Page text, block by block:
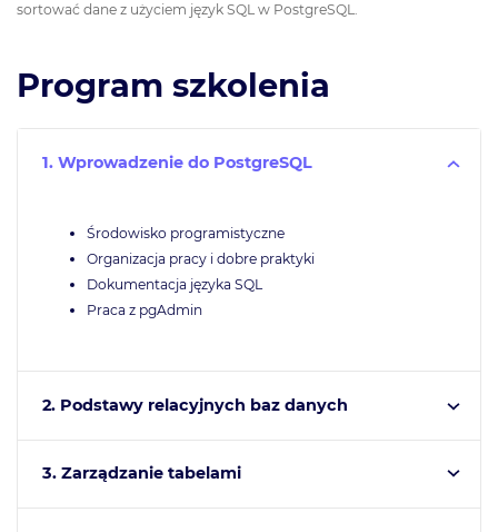
sortować dane z użyciem język SQL w PostgreSQL.
Program szkolenia
1. Wprowadzenie do PostgreSQL
Środowisko programistyczne
Organizacja pracy i dobre praktyki
Dokumentacja języka SQL
Praca z pgAdmin
2. Podstawy relacyjnych baz danych
3. Zarządzanie tabelami